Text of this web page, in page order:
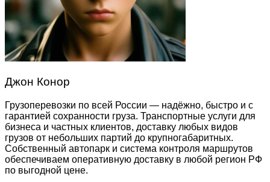
Джон Конор
Грузоперевозки по всей России — надёжно, быстро и с
гарантией сохранности груза. Транспортные услуги для
бизнеса и частных клиентов, доставку любых видов
грузов от небольших партий до крупногабаритных.
Собственный автопарк и система контроля маршрутов
обеспечиваем оперативную доставку в любой регион РФ
по выгодной цене.